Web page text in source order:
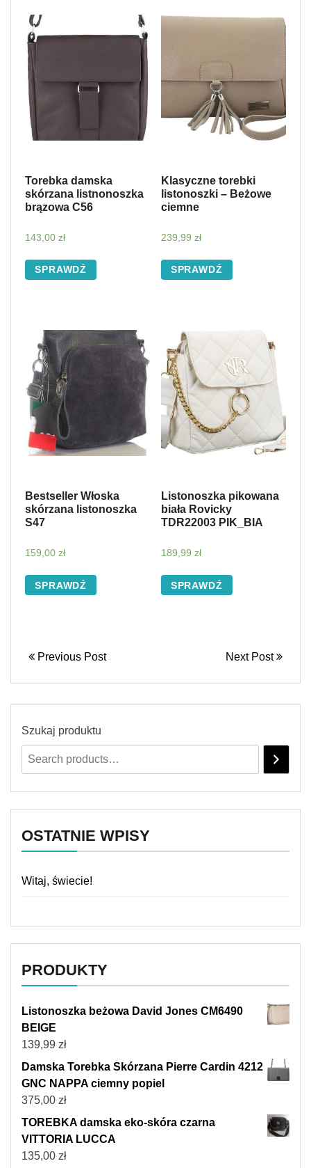
Torebka damska
skórzana listnonoszka
brązowa C56
143,00 zł
SPRAWDŹ
Klasyczne torebki
listonoszki – Beżowe
ciemne
239,99 zł
SPRAWDŹ
Bestseller Włoska
skórzana listonoszka
S47
159,00 zł
SPRAWDŹ
Listonoszka pikowana
biała Rovicky
TDR22003 PIK_BIA
189,99 zł
SPRAWDŹ
Previous Post Next Post
Szukaj produktu
OSTATNIE WPISY
Witaj, świecie!
PRODUKTY
Listonoszka beżowa David Jones CM6490
BEIGE
139,99 zł
Damska Torebka Skórzana Pierre Cardin 4212
GNC NAPPA ciemny popiel
375,00 zł
TOREBKA damska eko-skóra czarna
VITTORIA LUCCA
135,00 zł